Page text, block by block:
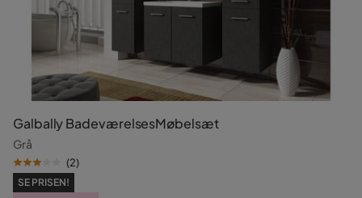
Galbally BadeværelsesMøbelsæt
Grå
(2)
SE PRISEN!